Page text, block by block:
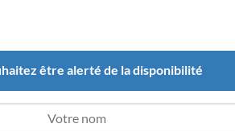
être alerté de la disponibilité